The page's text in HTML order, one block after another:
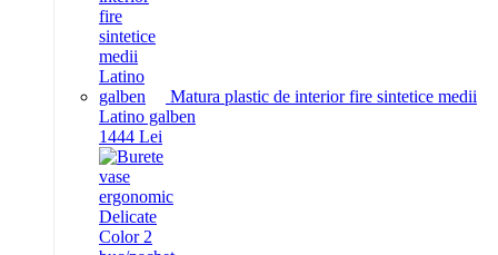
Matura plastic de interior fire sintetice medii
Latino galben
1444 Lei